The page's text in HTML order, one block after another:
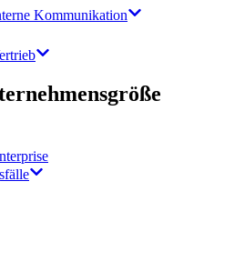
Kommunikation